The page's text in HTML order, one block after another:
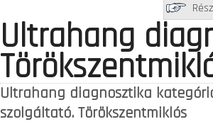
Ultrahang
Ultrahang diagnosztika
szolgáltató. Törökszentmiklós